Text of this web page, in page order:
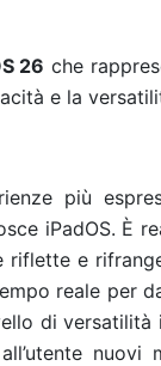
26 che
e la
più
iPadOS. È
riflette e
reale per
di
nuovi